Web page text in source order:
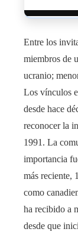
Entre los
miembros de
ucranio;
Los vínculos
desde hace
reconocer la
1991. La
importancia
más reciente,
como
ha recibido a
desde que